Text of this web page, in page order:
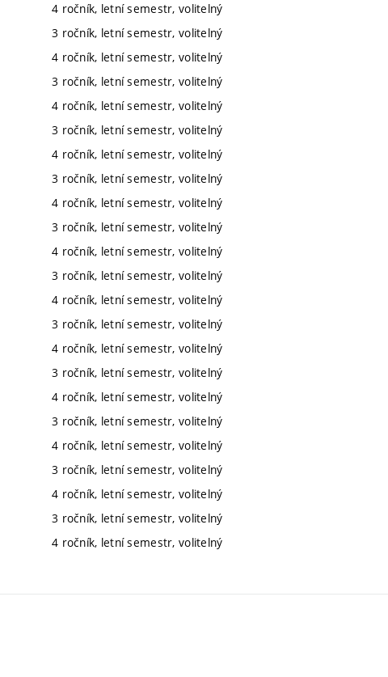
4 ročník, letní semestr, volitelný
3 ročník, letní semestr, volitelný
4 ročník, letní semestr, volitelný
3 ročník, letní semestr, volitelný
4 ročník, letní semestr, volitelný
3 ročník, letní semestr, volitelný
4 ročník, letní semestr, volitelný
3 ročník, letní semestr, volitelný
4 ročník, letní semestr, volitelný
3 ročník, letní semestr, volitelný
4 ročník, letní semestr, volitelný
3 ročník, letní semestr, volitelný
4 ročník, letní semestr, volitelný
3 ročník, letní semestr, volitelný
4 ročník, letní semestr, volitelný
3 ročník, letní semestr, volitelný
4 ročník, letní semestr, volitelný
3 ročník, letní semestr, volitelný
4 ročník, letní semestr, volitelný
3 ročník, letní semestr, volitelný
4 ročník, letní semestr, volitelný
3 ročník, letní semestr, volitelný
4 ročník, letní semestr, volitelný